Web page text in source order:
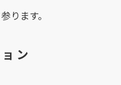
ります。
ン